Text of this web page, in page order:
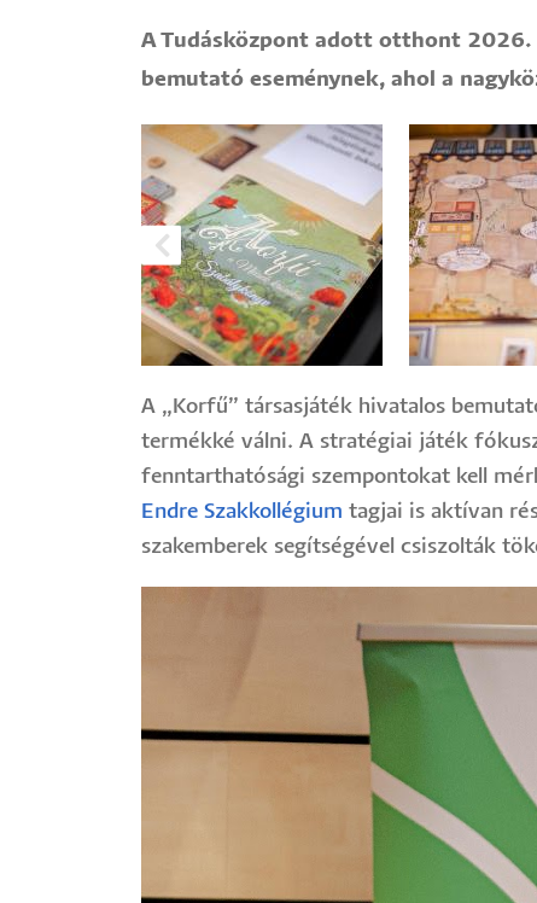
A Tudásközpont adott otthont 2026.
bemutató eseménynek, ahol a
A „Korfű” társasjáték hivatalos
termékké válni. A stratégiai játék
fenntarthatósági szempontokat kell
Endre Szakkollégium tagjai is aktívan
szakemberek segítségével csiszolták